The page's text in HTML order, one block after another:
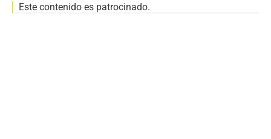
Este contenido es patrocinado.